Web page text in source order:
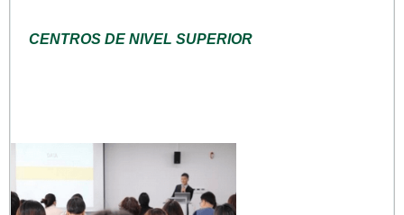
CENTROS DE NIVEL SUPERIOR